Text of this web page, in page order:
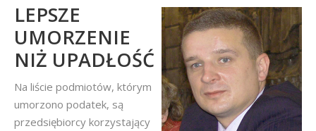
LEPSZE
UMORZENIE
NIŻ UPADŁOŚĆ
Na liście podmiotów, którym
umorzono podatek, są
przedsiębiorcy korzystający